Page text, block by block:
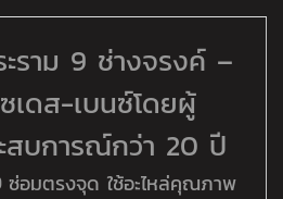
ราม 9 ช่างจรงค์ –
เดส-เบนซ์โดยผู้
สบการณ์กว่า 20 ปี
ซ่อมตรงจุด ใช้อะไหล่คุณภาพ